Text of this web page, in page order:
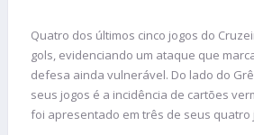
Quatro dos últimos cinco jogos do
gols, evidenciando um ataque que
defesa ainda vulnerável. Do lado do
seus jogos é a incidência de cartões
foi apresentado em três de seus quatro